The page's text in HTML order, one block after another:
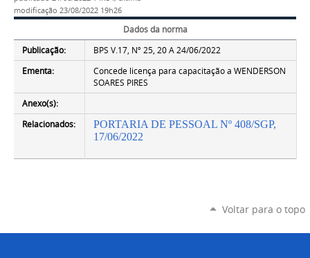
modificação 23/08/2022 19h26
Dados da norma
Publicação:
BPS V.17, Nº 25, 20 A 24/06/2022
Ementa:
Concede licença para capacitação a WENDERSON
SOARES PIRES
Anexo(s):
Relacionados:
PORTARIA DE PESSOAL Nº 408/SGP,
17/06/2022
Voltar para o topo